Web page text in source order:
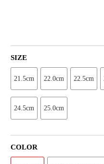
SIZE
21.5cm 22.0cm 22.5cm
24.5cm 25.0cm
COLOR